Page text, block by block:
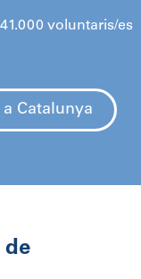
41.000 voluntaris/es
Catalunya